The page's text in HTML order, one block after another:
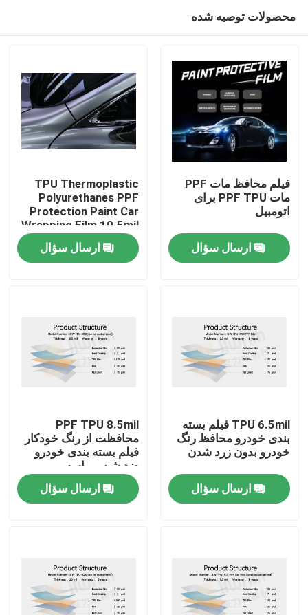
خانه
محصولات
کارخانه تور
تماس با ما
اخبار
فیلم TPU PPF
محصولات توصیه شده
فیلم محافظ مات PPF
مات PPF TPU برای
اتومبیل
ارسال سؤال
TPU Thermoplastic
Polyurethanes PPF
Protection Paint Car
Wrapping Film 10.5mil
ارسال سؤال
TPU 6.5mil فیلم بسته
بندی خودرو محافظ رنگ
خودرو بدون زرد شدن
ارسال سؤال
PPF TPU 8.5mil
محافظت از رنگ خودکار
فیلم بسته بندی خودرو
ضد شن و ماسه
ارسال سؤال